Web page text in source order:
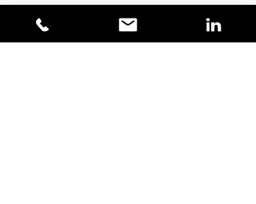
Nouscontacter